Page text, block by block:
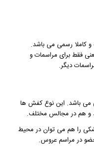
کاملا رسمی می باشد.
فقط برای مراسمات و
دیگر.
باشد. این نوع کفش ها
و هم در مجالس مختلف.
را هم می توان در محیط
در مراسم عروس.